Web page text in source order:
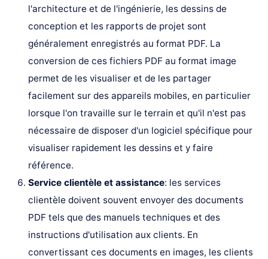
l'architecture et de l'ingénierie, les dessins de
conception et les rapports de projet sont
généralement enregistrés au format PDF. La
conversion de ces fichiers PDF au format image
permet de les visualiser et de les partager
facilement sur des appareils mobiles, en particulier
lorsque l'on travaille sur le terrain et qu'il n'est pas
nécessaire de disposer d'un logiciel spécifique pour
visualiser rapidement les dessins et y faire
référence.
Service clientèle et assistance: les services
clientèle doivent souvent envoyer des documents
PDF tels que des manuels techniques et des
instructions d'utilisation aux clients. En
convertissant ces documents en images, les clients